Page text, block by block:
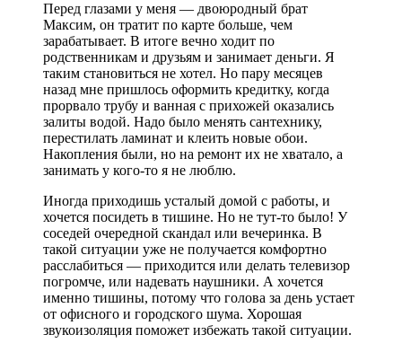
Перед глазами у меня — двоюродный брат
Максим, он тратит по карте больше, чем
зарабатывает. В итоге вечно ходит по
родственникам и друзьям и занимает деньги. Я
таким становиться не хотел. Но пару месяцев
назад мне пришлось оформить кредитку, когда
прорвало трубу и ванная с прихожей оказались
залиты водой. Надо было менять сантехнику,
перестилать ламинат и клеить новые обои.
Накопления были, но на ремонт их не хватало, а
занимать у кого-то я не люблю.
Иногда приходишь усталый домой с работы, и
хочется посидеть в тишине. Но не тут-то было! У
соседей очередной скандал или вечеринка. В
такой ситуации уже не получается комфортно
расслабиться — приходится или делать телевизор
погромче, или надевать наушники. А хочется
именно тишины, потому что голова за день устает
от офисного и городского шума. Хорошая
звукоизоляция поможет избежать такой ситуации.